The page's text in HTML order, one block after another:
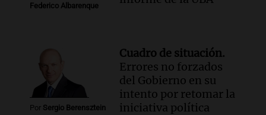
Federico Albarenque
Por Sergio Berensztein
Cuadro de situación.
Errores no forzados
del Gobierno en su
intento por retomar la
iniciativa política